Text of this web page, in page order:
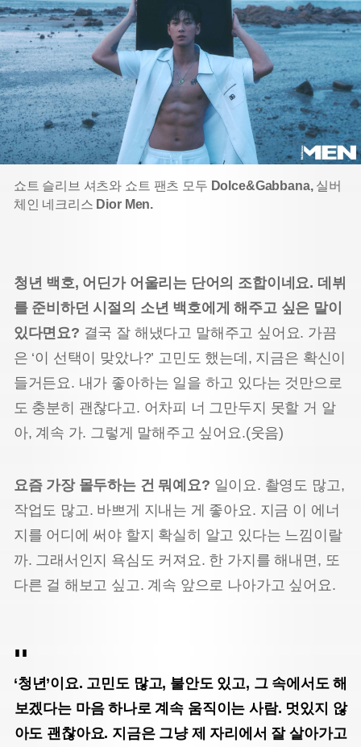
쇼트 슬리브 셔츠와 쇼트 팬츠 모두 Dolce&Gabbana, 실버
체인 네크리스 Dior Men.
청년 백호, 어딘가 어울리는 단어의 조합이네요. 데뷔
를 준비하던 시절의 소년 백호에게 해주고 싶은 말이
있다면요? 결국 잘 해냈다고 말해주고 싶어요. 가끔
은 ‘이 선택이 맞았나?’ 고민도 했는데, 지금은 확신이
들거든요. 내가 좋아하는 일을 하고 있다는 것만으로
도 충분히 괜찮다고. 어차피 너 그만두지 못할 거 알
아, 계속 가. 그렇게 말해주고 싶어요.(웃음)
요즘 가장 몰두하는 건 뭐예요? 일이요. 촬영도 많고,
작업도 많고. 바쁘게 지내는 게 좋아요. 지금 이 에너
지를 어디에 써야 할지 확실히 알고 있다는 느낌이랄
까. 그래서인지 욕심도 커져요. 한 가지를 해내면, 또
다른 걸 해보고 싶고. 계속 앞으로 나아가고 싶어요.
‘청년’이요. 고민도 많고, 불안도 있고, 그 속에서도 해
보겠다는 마음 하나로 계속 움직이는 사람. 멋있지 않
아도 괜찮아요. 지금은 그냥 제 자리에서 잘 살아가고